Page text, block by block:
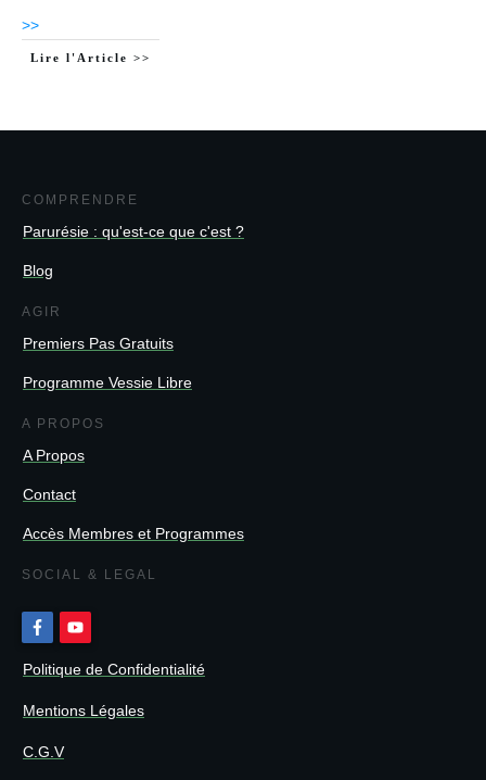
>>
Lire l'Article >>
COMPRENDRE
Parurésie : qu'est-ce que c'est ?
Blog
AGIR
Premiers Pas Gratuits
Programme Vessie Libre
A PROPOS
A Propos
Contact
Accès Membres et Programmes
SOCIAL & LEGAL
Politique de Confidentialité
Mentions Légales
C.G.V